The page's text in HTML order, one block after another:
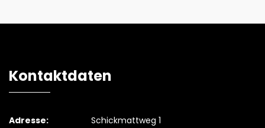
Kontaktdaten
Adresse:
Schickmattweg 1